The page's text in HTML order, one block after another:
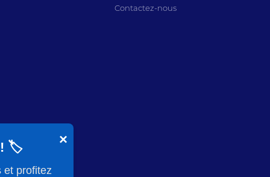
Contactez-nous
×
! 🏷️
profitez